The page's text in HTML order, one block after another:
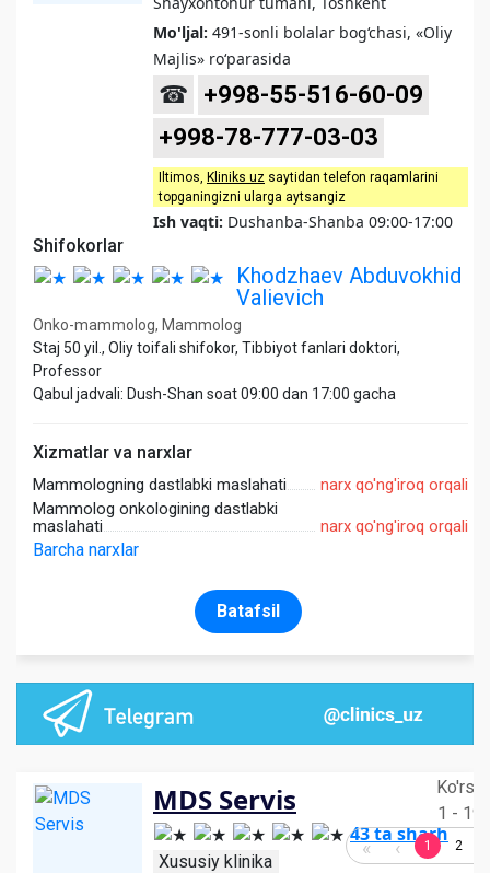
Mo'ljal: 491-sonli bolalar bog‘chasi, «Oliy
Majlis» ro‘parasida
☎
+998-55-516-60-09
+998-78-777-03-03
Iltimos, Kliniks uz saytidan telefon raqamlarini
topganingizni ularga aytsangiz
Ish vaqti: Dushanba-Shanba 09:00-17:00
Shifokorlar
Khodzhaev Abduvokhid
Valievich
Onko-mammolog, Mammolog
Staj 50 yil., Oliy toifali shifokor, Tibbiyot fanlari doktori,
Professor
Qabul jadvali: Dush-Shan soat 09:00 dan 17:00 gacha
Xizmatlar va narxlar
Mammologning dastlabki maslahati
narx qo'ng'iroq orqali
Mammolog onkologining dastlabki
maslahati
narx qo'ng'iroq orqali
Barcha narxlar
Batafsil
MDS Servis
43 ta sharh
Xususiy klinika
1 -
1 2